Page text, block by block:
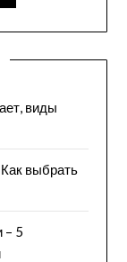
виды
выбрать
– 5